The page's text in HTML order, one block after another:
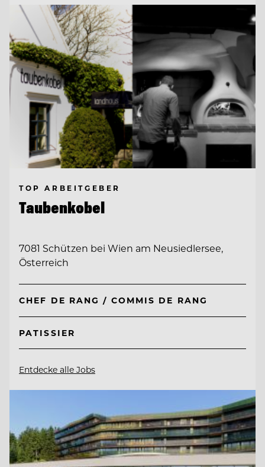
TOP ARBEITGEBER
Taubenkobel
7081 Schützen bei Wien am Neusiedlersee,
Österreich
CHEF DE RANG / COMMIS DE RANG
PATISSIER
Entdecke alle Jobs